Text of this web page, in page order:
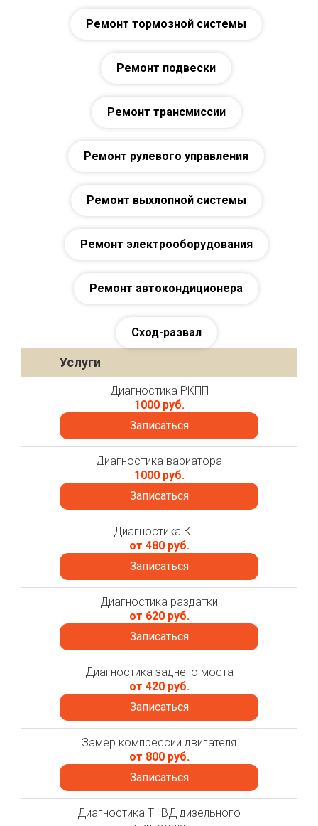
Ремонт тормозной системы
Ремонт подвески
Ремонт трансмиссии
Ремонт рулевого управления
Ремонт выхлопной системы
Ремонт электрооборудования
Ремонт автокондиционера
Сход-развал
Услуги
Диагностика РКПП
1000 руб.
Записаться
Диагностика вариатора
1000 руб.
Записаться
Диагностика КПП
от 480 руб.
Записаться
Диагностика раздатки
от 620 руб.
Записаться
Диагностика заднего моста
от 420 руб.
Записаться
Замер компрессии двигателя
от 800 руб.
Записаться
Диагностика ТНВД дизельного